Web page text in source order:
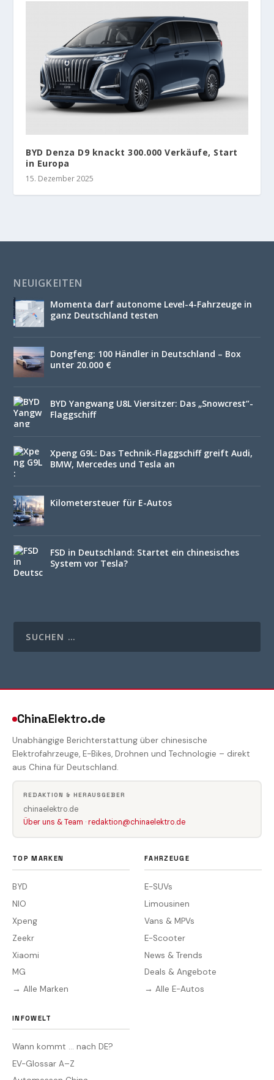
BYD Denza D9 knackt 300.000 Verkäufe, Start
in Europa
15. Dezember 2025
NEUIGKEITEN
Momenta darf autonome Level-4-Fahrzeuge in
ganz Deutschland testen
Dongfeng: 100 Händler in Deutschland – Box
unter 20.000 €
BYD Yangwang U8L Viersitzer: Das „Snowcrest“-
Flaggschiff
Xpeng G9L: Das Technik-Flaggschiff greift Audi,
BMW, Mercedes und Tesla an
Kilometersteuer für E-Autos
FSD in Deutschland: Startet ein chinesisches
System vor Tesla?
ChinaElektro.de
Unabhängige Berichterstattung über chinesische
Elektrofahrzeuge, E-Bikes, Drohnen und Technologie – direkt
aus China für Deutschland.
REDAKTION & HERAUSGEBER
chinaelektro.de
Über uns & Team ·redaktion@chinaelektro.de
TOP MARKEN
BYD
NIO
Xpeng
Zeekr
Xiaomi
MG
→ Alle Marken
FAHRZEUGE
E-SUVs
Limousinen
Vans & MPVs
E-Scooter
News & Trends
Deals & Angebote
→ Alle E-Autos
INFOWELT
Wann kommt … nach DE?
EV-Glossar A–Z